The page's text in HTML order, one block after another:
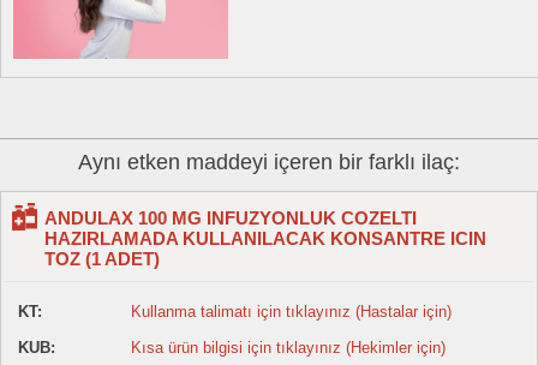
Aynı etken maddeyi içeren bir farklı ilaç:
ANDULAX 100 MG INFUZYONLUK COZELTI
HAZIRLAMADA KULLANILACAK KONSANTRE ICIN
TOZ (1 ADET)
KT:
Kullanma talimatı için tıklayınız (Hastalar için)
KUB:
Kısa ürün bilgisi için tıklayınız (Hekimler için)